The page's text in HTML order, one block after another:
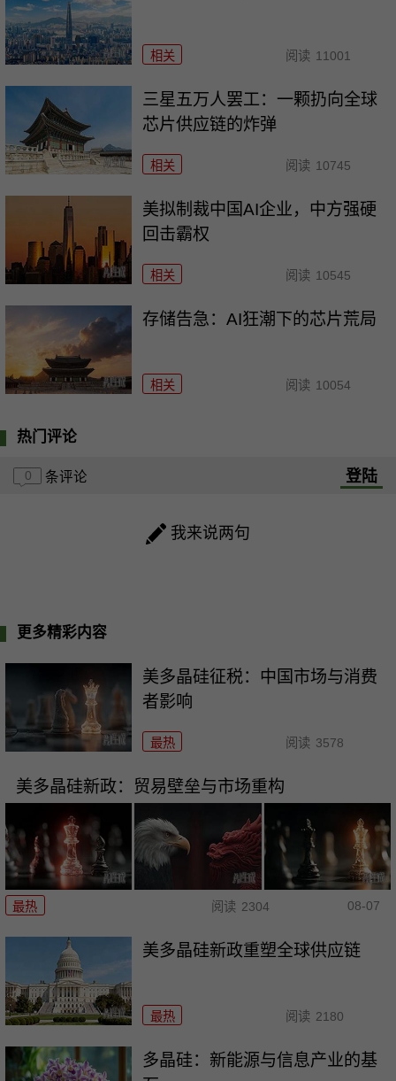
相关 阅读 11001
三星五万人罢工：一颗扔向全球
芯片供应链的炸弹
相关 阅读 10745
美拟制裁中国AI企业，中方强硬
回击霸权
相关 阅读 10545
存储告急：AI狂潮下的芯片荒局
相关 阅读 10054
热门评论
0 条评论 登陆
我来说两句
更多精彩内容
美多晶硅征税：中国市场与消费
者影响
最热 阅读 3578
美多晶硅新政：贸易壁垒与市场重构
最热 阅读 2304 08-07
美多晶硅新政重塑全球供应链
最热 阅读 2180
多晶硅：新能源与信息产业的基